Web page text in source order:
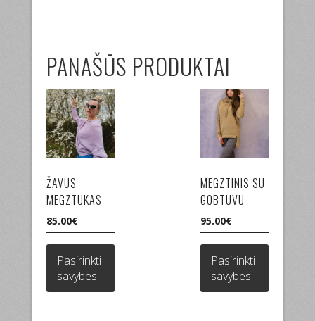
PANAŠŪS PRODUKTAI
ŽAVUS
MEGZTUKAS
85.00€
Pasirinkti
savybes
MEGZTINIS SU
GOBTUVU
95.00€
Pasirinkti
savybes